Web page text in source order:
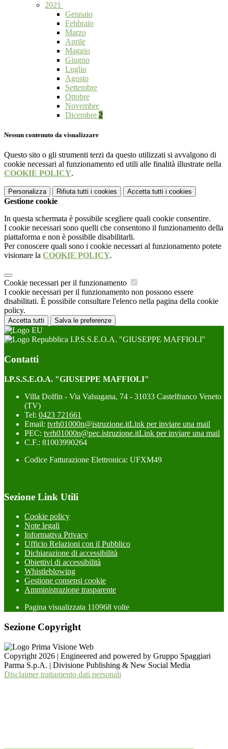
2021
Gennaio
Febbraio
Marzo
Aprile
Maggio
Giugno
Luglio
Agosto
Settembre
Ottobre
Novembre
Dicembre 2
Nessun contenuto da visualizzare
Questo sito o gli strumenti terzi da questo utilizzati si avvalgono di
cookie necessari al funzionamento ed utili alle finalità illustrate nella
COOKIE POLICY.
Personalizza Rifiuta tutti i cookies Accetta tutti i cookies
Gestione cookie
In questa schermata è possibile scegliere quali cookie consentire.
I cookie necessari sono quelli che consentono il funzionamento della
piattaforma e non è possibile disabilitarli.
Per conoscere quali sono i cookie necessari al funzionamento potete
visionare la COOKIE POLICY.
Cookie necessari per il funzionamento
I cookie necessari per il funzionamento non possono essere
disabilitati. È possibile consultare l'elenco nella pagina della cookie
policy.
Accetta tutti Salva le preferenze
I.P.S.S.E.O.A. "GIUSEPPE MAFFIOLI"
Contatti
I.P.S.S.E.O.A. "GIUSEPPE MAFFIOLI"
Villa Dolfin - Via Valsugana, 74 - 31033 Castelfranco Veneto
(TV)
Tel: 0423 721661
Email: tvrh01000n@istruzione.itLink per inviare una mail
PEC: tvrh01000n@pec.istruzione.itLink per inviare una mail
C.F.: 81003990264
Codice Fatturazione Elettronica: UFXM49
Sezione Link Utili
Cookie policy
Note legali
Informativa Privacy
Ufficio Relazioni con il Pubblico
Dichiarazione di accessibilità
Obiettivi di accessibilità
Whistleblowing
Gestione consensi cookie
Amministrazione trasparente
Pagina visualizzata 110968 volte
Sezione Copyright
Copyright 2026 | Engineered and powered by Gruppo Spaggiari
Parma S.p.A. | Divisione Publishing & New Social Media
Disclaimer trattamento dati personali